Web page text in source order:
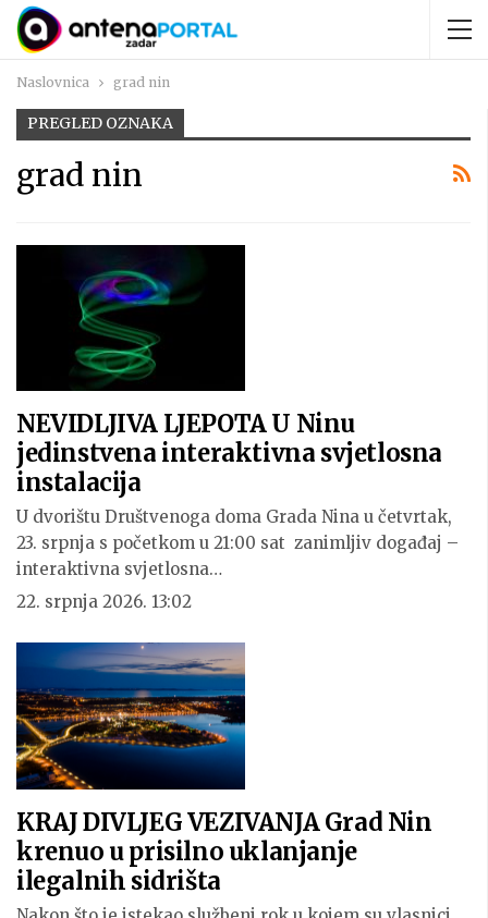
Naslovnica grad nin
PREGLED OZNAKA
grad nin
NEVIDLJIVA LJEPOTA U Ninu
jedinstvena interaktivna svjetlosna
instalacija
U dvorištu Društvenoga doma Grada Nina u četvrtak,
23. srpnja s početkom u 21:00 sat zanimljiv događaj –
interaktivna svjetlosna…
22. srpnja 2026. 13:02
KRAJ DIVLJEG VEZIVANJA Grad Nin
krenuo u prisilno uklanjanje
ilegalnih sidrišta